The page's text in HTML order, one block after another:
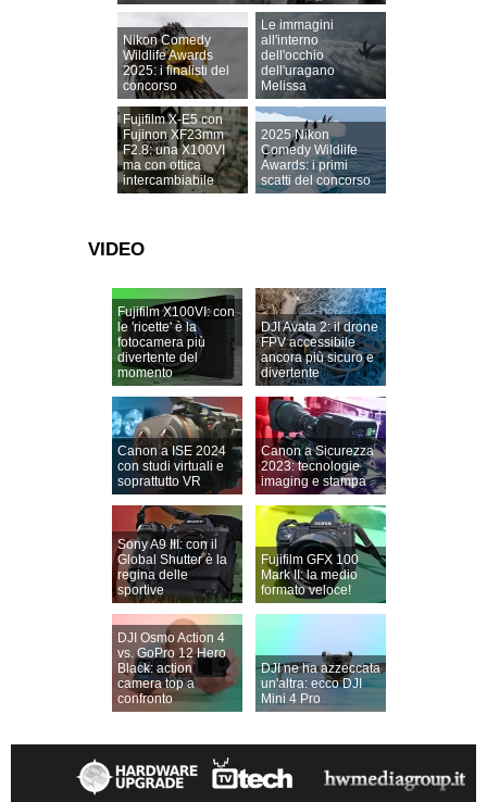
Nikon Comedy
Wildlife Awards
2025: i finalisti del
concorso
Le immagini
all'interno
dell'occhio
dell'uragano
Melissa
Fujifilm X-E5 con
Fujinon XF23mm
F2.8: una X100VI
ma con ottica
intercambiabile
2025 Nikon
Comedy Wildlife
Awards: i primi
scatti del concorso
VIDEO
Fujifilm X100VI: con
le 'ricette' è la
fotocamera più
divertente del
momento
DJI Avata 2: il drone
FPV accessibile
ancora più sicuro e
divertente
Canon a ISE 2024
con studi virtuali e
soprattutto VR
Canon a Sicurezza
2023: tecnologie
imaging e stampa
Sony A9 III: con il
Global Shutter è la
regina delle
sportive
Fujifilm GFX 100
Mark II: la medio
formato veloce!
DJI Osmo Action 4
vs. GoPro 12 Hero
Black: action
camera top a
confronto
DJI ne ha azzeccata
un'altra: ecco DJI
Mini 4 Pro